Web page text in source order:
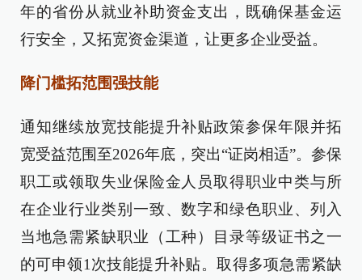
年的省份从就业补助资金支出，既确保基金运
行安全，又拓宽资金渠道，让更多企业受益。
降门槛拓范围强技能
通知继续放宽技能提升补贴政策参保年限并拓
宽受益范围至2026年底，突出“证岗相适”。参保
职工或领取失业保险金人员取得职业中类与所
在企业行业类别一致、数字和绿色职业、列入
当地急需紧缺职业（工种）目录等级证书之一
的可申领1次技能提升补贴。取得多项急需紧缺